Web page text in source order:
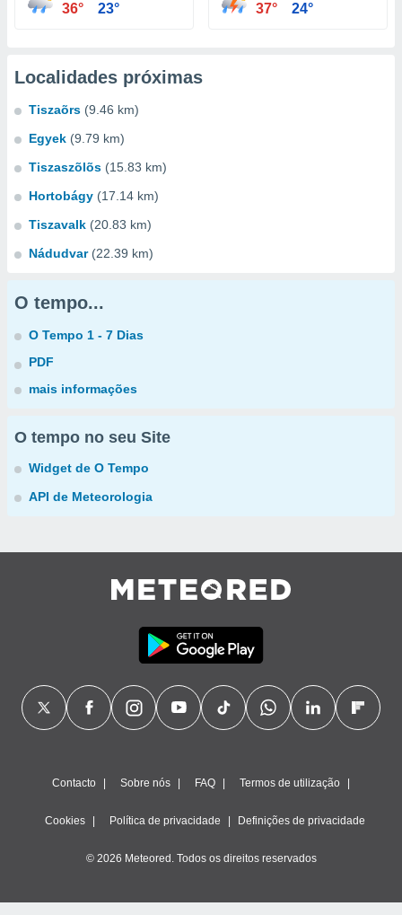
36° 23° 37° 24°
Localidades próximas
Tiszaõrs (9.46 km)
Egyek (9.79 km)
Tiszaszõlõs (15.83 km)
Hortobágy (17.14 km)
Tiszavalk (20.83 km)
Nádudvar (22.39 km)
O tempo...
O Tempo 1 - 7 Dias
PDF
mais informações
O tempo no seu Site
Widget de O Tempo
API de Meteorologia
Contacto Sobre nós FAQ Termos de utilização
Cookies Política de privacidade Definições de privacidade
© 2026 Meteored. Todos os direitos reservados